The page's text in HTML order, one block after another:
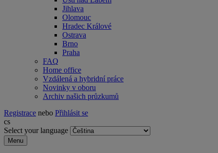
Jihlava
Olomouc
Hradec Králové
Ostrava
Brno
Praha
FAQ
Home office
Vzdálená a hybridní práce
Novinky v oboru
Archiv našich průzkumů
Registrace nebo Přihlásit se
cs
Select your language
Menu